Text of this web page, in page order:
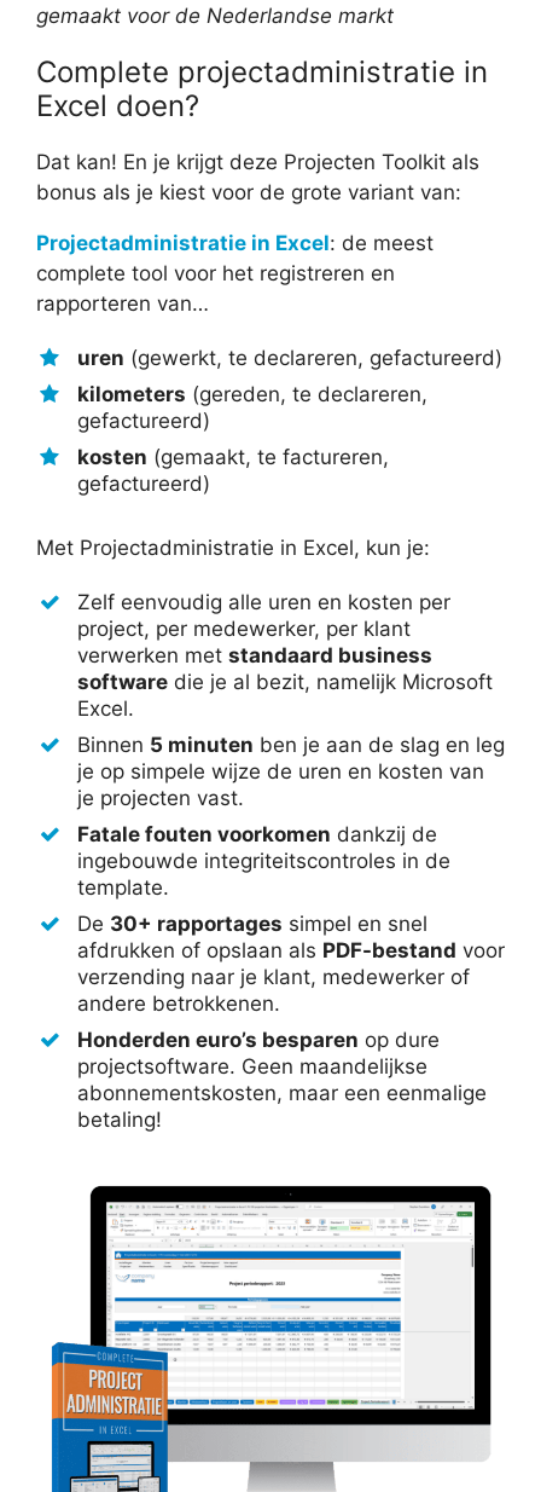
gemaakt voor de Nederlandse markt
Complete projectadministratie in
Excel doen?
Dat kan! En je krijgt deze Projecten Toolkit als
bonus als je kiest voor de grote variant van:
Projectadministratie in Excel: de meest
complete tool voor het registreren en
rapporteren van…
uren (gewerkt, te declareren, gefactureerd)
kilometers (gereden, te declareren,
gefactureerd)
kosten (gemaakt, te factureren,
gefactureerd)
Met Projectadministratie in Excel, kun je:
Zelf eenvoudig alle uren en kosten per
project, per medewerker, per klant
verwerken met standaard business
software die je al bezit, namelijk Microsoft
Excel.
Binnen 5 minuten ben je aan de slag en leg
je op simpele wijze de uren en kosten van
je projecten vast.
Fatale fouten voorkomen dankzij de
ingebouwde integriteitscontroles in de
template.
De 30+ rapportages simpel en snel
afdrukken of opslaan als PDF-bestand voor
verzending naar je klant, medewerker of
andere betrokkenen.
Honderden euro’s besparen op dure
projectsoftware. Geen maandelijkse
abonnementskosten, maar een eenmalige
betaling!